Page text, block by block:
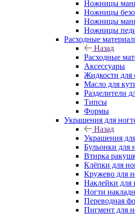
Ножницы
Ножницы
Ножницы
Ножницы
Расходные
Назад
Расходные
Аксессуары
Жидкости для
Масло для
Разделители
Типсы
Формы
Украшения для
Назад
Украшения
Бульонки для
Втирка
Клёпки для
Кружево для
Наклейки для
Ногти
Переводная
Пигмент для